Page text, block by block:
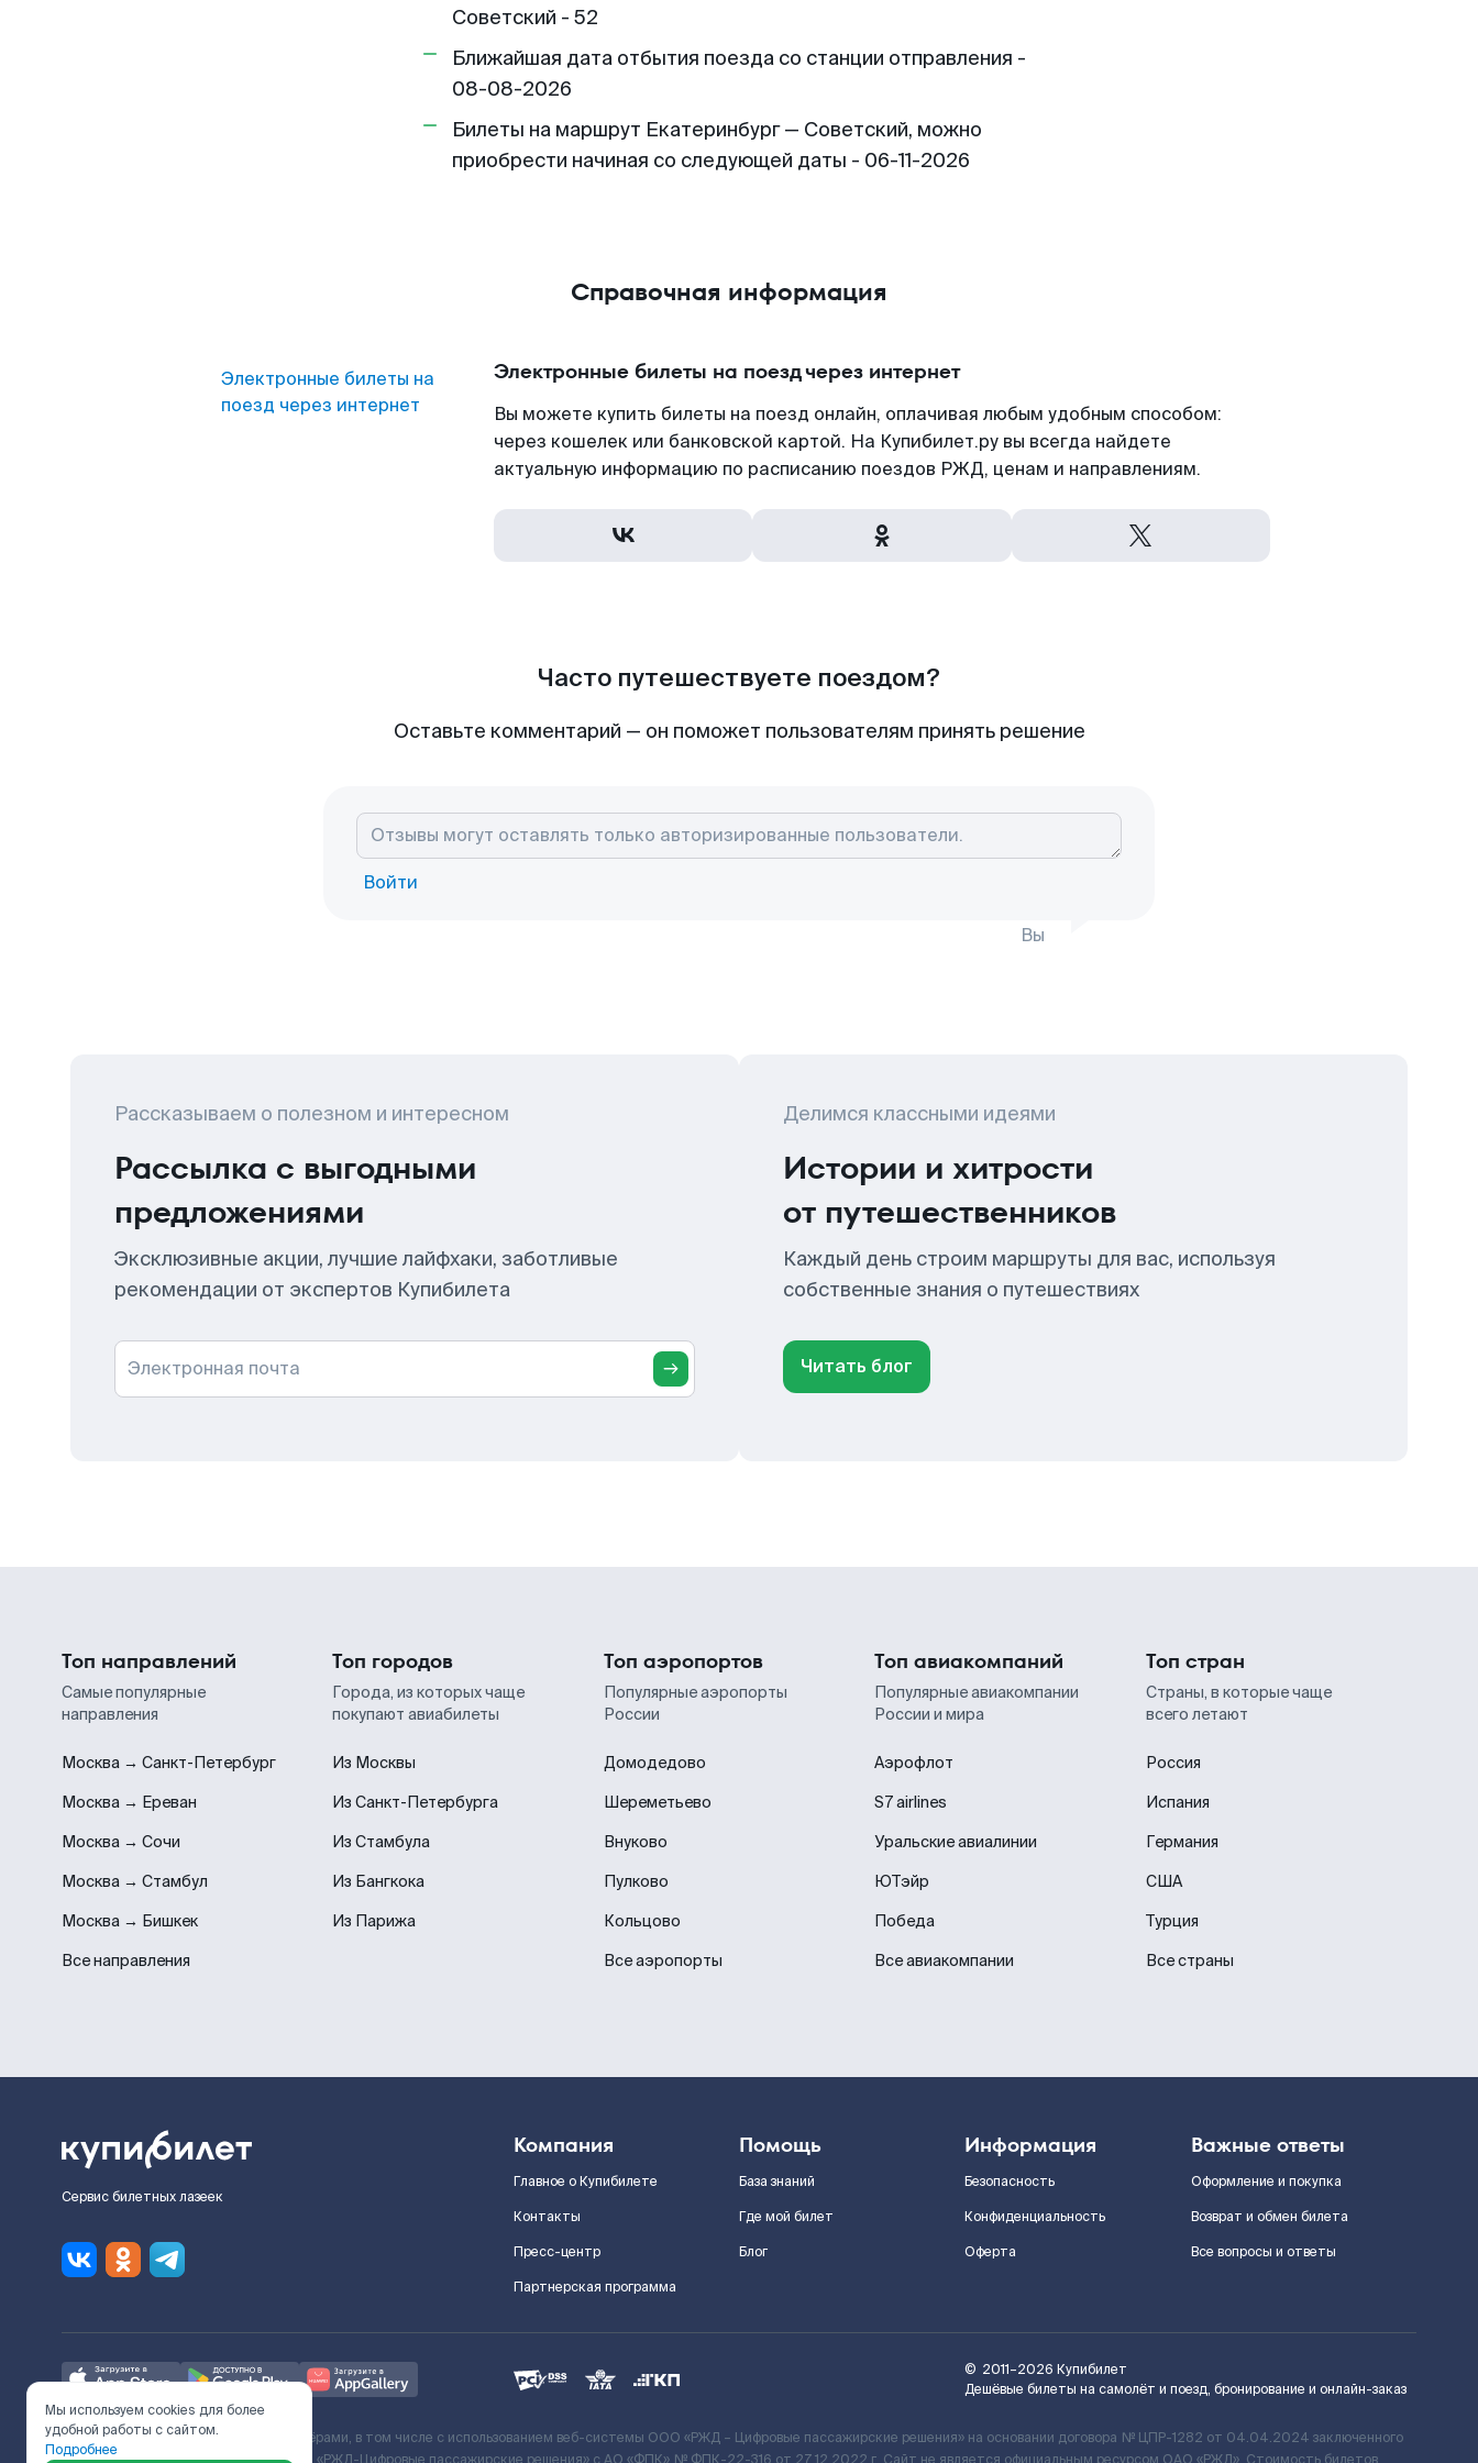
Советский - 52
Ближайшая дата отбытия поезда со станции отправления -
08-08-2026
Билеты на маршрут Екатеринбург — Советский, можно
приобрести начиная со следующей даты - 06-11-2026
Справочная информация
Электронные билеты на
поезд через интернет
Электронные билеты на поезд через интернет
Вы можете купить билеты на поезд онлайн, оплачивая любым удобным способом:
через кошелек или банковской картой. На Купибилет.ру вы всегда найдете
актуальную информацию по расписанию поездов РЖД, ценам и направлениям.
Часто путешествуете поездом?
Оставьте комментарий — он поможет пользователям принять решение
Войти
Вы
Рассказываем о полезном и интересном
Рассылка с выгодными
предложениями
Эксклюзивные акции, лучшие лайфхаки, заботливые
рекомендации от экспертов Купибилета
Электронная почта
Делимся классными идеями
Истории и хитрости
от путешественников
Каждый день строим маршруты для вас, используя
собственные знания о путешествиях
Читать блог
Топ направлений
Самые популярные
направления
Москва → Санкт-Петербург
Москва → Ереван
Москва → Сочи
Москва → Стамбул
Москва → Бишкек
Все направления
Топ городов
Города, из которых чаще
покупают авиабилеты
Из Москвы
Из Санкт-Петербурга
Из Стамбула
Из Бангкока
Из Парижа
Топ аэропортов
Популярные аэропорты
России
Домодедово
Шереметьево
Внуково
Пулково
Кольцово
Все аэропорты
Топ авиакомпаний
Популярные авиакомпании
России и мира
Аэрофлот
S7 airlines
Уральские авиалинии
ЮТэйр
Победа
Все авиакомпании
Топ стран
Страны, в которые чаще
всего летают
Россия
Испания
Германия
США
Турция
Все страны
Сервис билетных лазеек
Компания
Главное о Купибилете
Контакты
Пресс-центр
Партнерская программа
Помощь
База знаний
Где мой билет
Блог
Информация
Безопасность
Конфиденциальность
Оферта
Важные ответы
Оформление и покупка
Возврат и обмен билета
Все вопросы и ответы
© 2011–2026 Купибилет
Дешёвые билеты на самолёт и поезд, бронирование и онлайн-заказ
Ж/Д билеты предоставляются партнёрами, в том числе с использованием веб-системы ООО «РЖД – Цифровые пассажирские решения» на основании договора № ЦПР-1282 от 04.04.2024 заключенного
Мы используем cookies для более
удобной работы с сайтом.
Подробнее